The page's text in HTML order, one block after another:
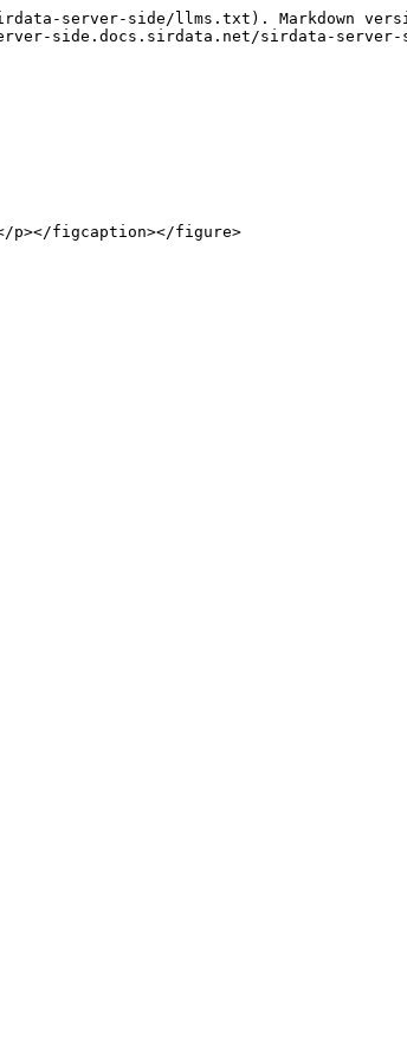
server-side/llms.txt). Markdown
side.docs.sirdata.net/sirdata-